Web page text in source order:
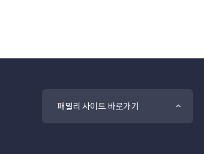
패밀리 사이트 바로가기